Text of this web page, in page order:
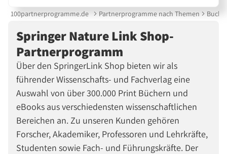
100partnerprogramme.de Partnerprogramme nach Themen Buch
Springer Nature Link Shop-
Partnerprogramm
Über den SpringerLink Shop bieten wir als
führender Wissenschafts- und Fachverlag eine
Auswahl von über 300.000 Print Büchern und
eBooks aus verschiedensten wissenschaftlichen
Bereichen an. Zu unseren Kunden gehören
Forscher, Akademiker, Professoren und Lehrkräfte,
Studenten sowie Fach- und Führungskräfte. Der